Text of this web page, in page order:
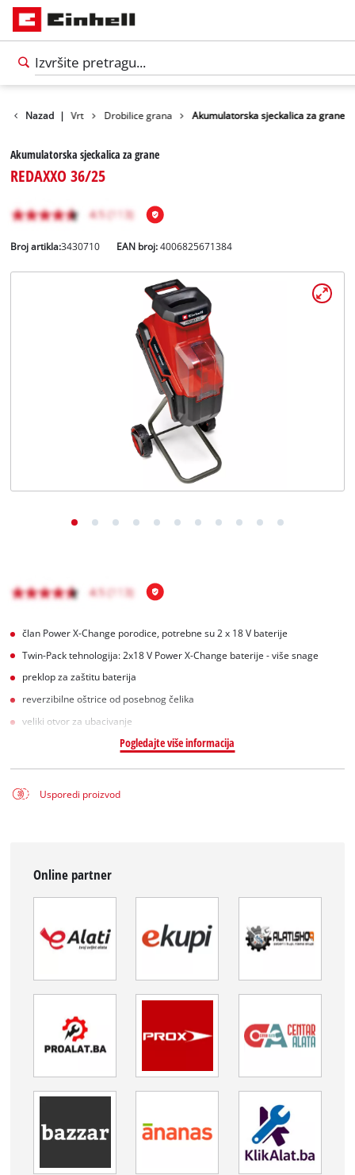
Nazad |
Proizvodi Vrt Drobilice grana Akumulatorska sjeckalica za grane
Akumulatorska sjeckalica za grane
REDAXXO 36/25
Broj artikla:3430710 EAN broj:4006825671384
član Power X-Change porodice, potrebne su 2 x 18 V baterije
Twin-Pack tehnologija: 2x18 V Power X-Change baterije - više snage
preklop za zaštitu baterija
reverzibilne oštrice od posebnog čelika
veliki otvor za ubacivanje
Pogledajte više informacija
Usporedi proizvod
Online partner